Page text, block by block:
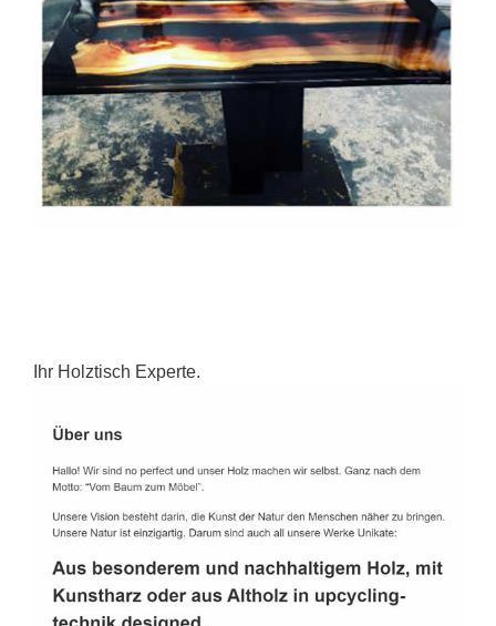
Ihr Holztisch Experte.